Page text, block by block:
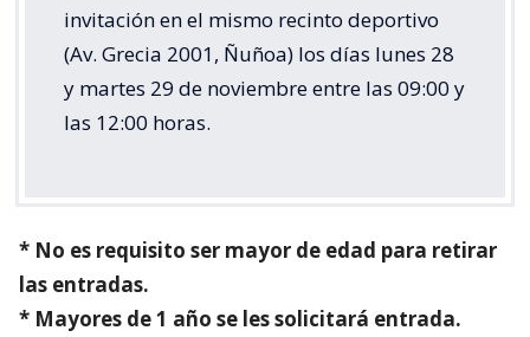
invitación en el mismo recinto deportivo
(Av. Grecia 2001, Ñuñoa) los días lunes 28
y martes 29 de noviembre entre las 09:00 y
las 12:00 horas.
* No es requisito ser mayor de edad para retirar
las entradas.
* Mayores de 1 año se les solicitará entrada.